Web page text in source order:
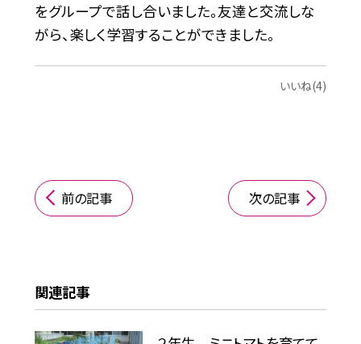
をグループで話し合いました。友達と交流しな
がら、楽しく学習することができました。
いいね(4)
前の記事 次の記事
関連記事